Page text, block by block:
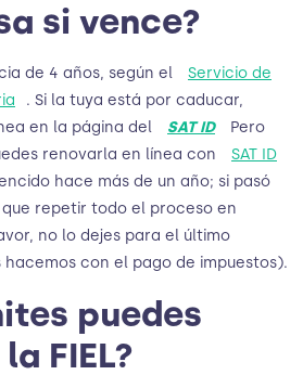
si vence?
de 4 años, según el
Servicio de
. Si la tuya está por caducar,
en la página del
SAT ID
Pero
renovarla en línea con
SAT ID
hace más de un año; si pasó
repetir todo el proceso en
no lo dejes para el último
con el pago de impuestos).
puedes
FIEL?